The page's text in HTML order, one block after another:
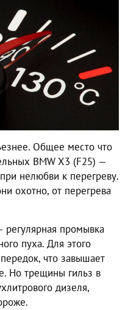
Общее место что
BMW X3 (F25) —
нелюбви к перегреву.
охотно, от перегрева
промывка
пуха. Для этого
что завышает
Но трещины гильз в
дизеля,